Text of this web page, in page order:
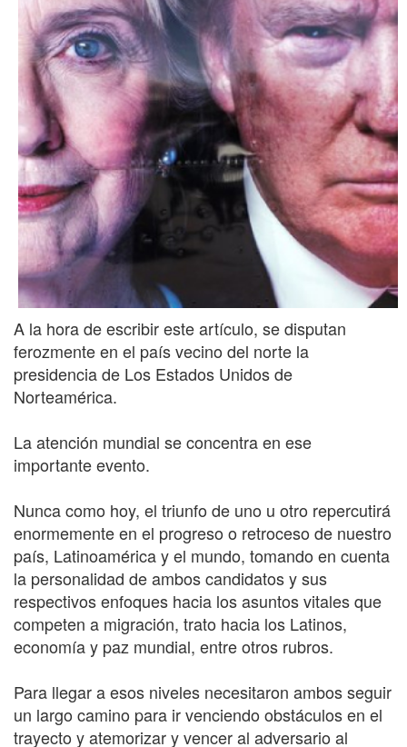
A la hora de escribir este artículo, se disputan
ferozmente en el país vecino del norte la
presidencia de Los Estados Unidos de
Norteamérica.
La atención mundial se concentra en ese
importante evento.
Nunca como hoy, el triunfo de uno u otro repercutirá
enormemente en el progreso o retroceso de nuestro
país, Latinoamérica y el mundo, tomando en cuenta
la personalidad de ambos candidatos y sus
respectivos enfoques hacia los asuntos vitales que
competen a migración, trato hacia los Latinos,
economía y paz mundial, entre otros rubros.
Para llegar a esos niveles necesitaron ambos seguir
un largo camino para ir venciendo obstáculos en el
trayecto y atemorizar y vencer al adversario al